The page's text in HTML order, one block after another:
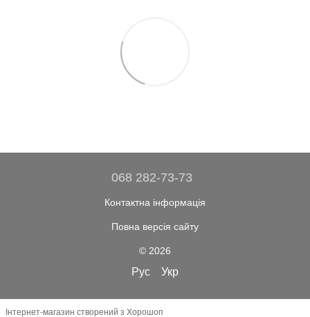
068 282-73-73
Контактна інформація
Повна версія сайту
© 2026
Рус Укр
Інтернет-магазин створений з Хорошоп